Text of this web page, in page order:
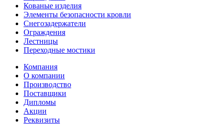
Кованые изделия
Элементы безопасности кровли
Снегозадержатели
Ограждения
Лестницы
Переходные мостики
Компания
О компании
Производство
Поставщики
Дипломы
Акции
Реквизиты